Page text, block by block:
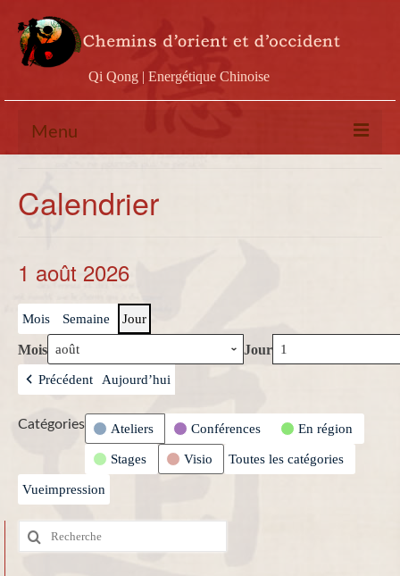
Qi Qong | Energétique Chinoise
Menu
Stages
Conférences
Docs & vidéos
Contact
Calendrier
1 août 2026
Mois Semaine Jour
Mois Jour
Précédent Aujourd’hui
Catégories Ateliers Conférences En région
Stages Visio Toutes les catégories
Vueimpression
Rechercher
: